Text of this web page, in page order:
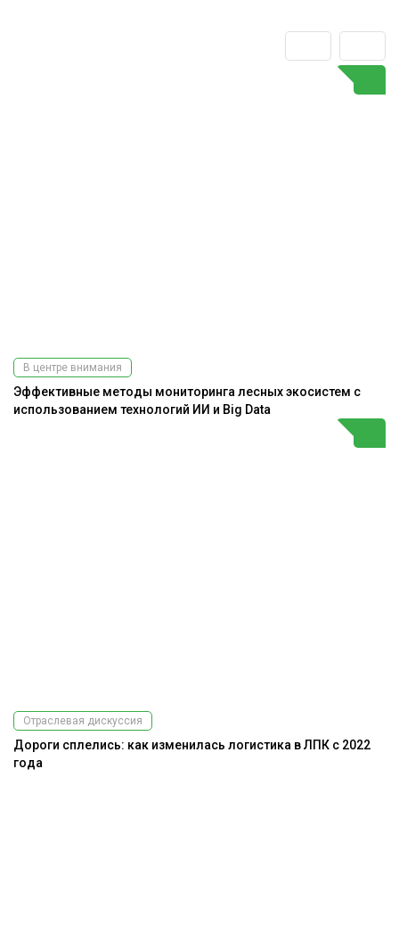
В центре внимания
Эффективные методы мониторинга лесных экосистем с
использованием технологий ИИ и Big Data
Отраслевая дискуссия
Дороги сплелись: как изменилась логистика в ЛПК с 2022
года